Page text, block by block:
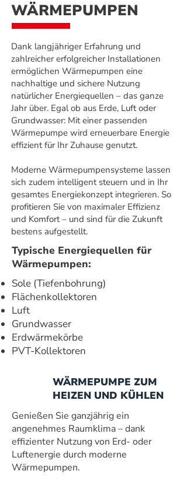
WÄRMEPUMPEN
Dank langjähriger Erfahrung und
zahlreicher erfolgreicher Installationen
ermöglichen Wärmepumpen eine
nachhaltige und sichere Nutzung
natürlicher Energiequellen – das ganze
Jahr über. Egal ob aus Erde, Luft oder
Grundwasser: Mit einer passenden
Wärmepumpe wird erneuerbare Energie
effizient für Ihr Zuhause genutzt.
Moderne Wärmepumpensysteme lassen
sich zudem intelligent steuern und in Ihr
gesamtes Energiekonzept integrieren. So
profitieren Sie von maximaler Effizienz
und Komfort – und sind für die Zukunft
bestens aufgestellt.
Typische Energiequellen für
Wärmepumpen:
Sole (Tiefenbohrung)
Flächenkollektoren
Luft
Grundwasser
Erdwärmekörbe
PVT-Kollektoren
WÄRMEPUMPE ZUM
HEIZEN UND KÜHLEN
Genießen Sie ganzjährig ein
angenehmes Raumklima – dank
effizienter Nutzung von Erd- oder
Luftenergie durch moderne
Wärmepumpen.